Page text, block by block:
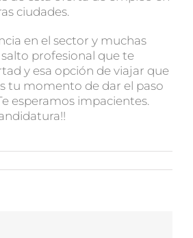
ciudades.
en el sector y muchas
profesional que te
y esa opción de viajar que
tu momento de dar el paso
esperamos impacientes.